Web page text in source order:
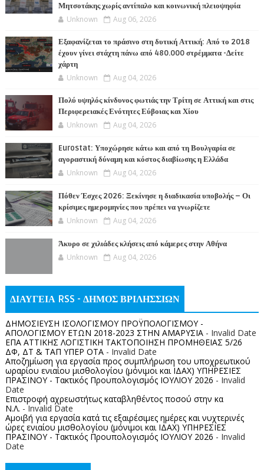
Μητσοτάκης χωρίς αντίπαλο και κοινωνική πλειοψηφία
Unknown Aug 06, 2026
Εξαφανίζεται το πράσινο στη δυτική Αττική: Από το 2018
έχουν γίνει στάχτη πάνω από 480.000 στρέμματα -Δείτε
χάρτη
Unknown Aug 04, 2026
Πολύ υψηλός κίνδυνος φωτιάς την Τρίτη σε Αττική και στις
Περιφερειακές Ενότητες Εύβοιας και Χίου
Unknown Aug 04, 2026
Eurostat: Υποχώρησε κάτω και από τη Βουλγαρία σε
αγοραστική δύναμη και κόστος διαβίωσης η Ελλάδα
Unknown Aug 04, 2026
Πόθεν Έσχες 2026: Ξεκίνησε η διαδικασία υποβολής – Οι
κρίσιμες ημερομηνίες που πρέπει να γνωρίζετε
Unknown Aug 04, 2026
Άκυρο σε χιλιάδες κλήσεις από κάμερες στην Αθήνα
Unknown Aug 04, 2026
ΔΙΑΥΓΕΙΑ RSS - ΔΗΜΟΣ ΒΡΙΛΗΣΣΙΩΝ
ΔΗΜΟΣΙΕΥΣΗ ΙΣΟΛΟΓΙΣΜΟΥ ΠΡΟΫΠΟΛΟΓΙΣΜΟΥ -
ΑΠΟΛΟΓΙΣΜΟΥ ΕΤΩΝ 2018-2023 ΣΤΗΝ ΑΜΑΡΥΣΙΑ- Invalid Date
ΕΠΑ ΑΤΤΙΚΗΣ ΛΟΓΙΣΤΙΚΗ ΤΑΚΤΟΠΟΙΗΣΗ ΠΡΟΜΗΘΕΙΑΣ 5/26
ΔΦ, ΔΤ & ΤΑΠ ΥΠΕΡ ΟΤΑ- Invalid Date
Αποζημίωση για εργασία προς συμπλήρωση του υποχρεωτικού
ωραρίου ενιαίου μισθολογίου (μόνιμοι και ΙΔΑΧ) ΥΠΗΡΕΣΙΕΣ
ΠΡΑΣΙΝΟΥ - Τακτικός Προυπολογισμός ΙΟΥΛΙΟΥ 2026 - Invalid
Date
Επιστροφή αχρεωστήτως καταβληθέντος ποσoύ στην κα
Ν.Λ. - Invalid Date
Αμοιβή για εργασία κατά τις εξαιρέσιμες ημέρες και νυχτερινές
ώρες ενιαίου μισθολογίου (μόνιμοι και ΙΔΑΧ) ΥΠΗΡΕΣΙΕΣ
ΠΡΑΣΙΝΟΥ - Τακτικός Προυπολογισμός ΙΟΥΛΙΟΥ 2026 - Invalid
Date